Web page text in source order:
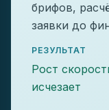
брифов,
заявки до
РЕЗУЛЬТАТ
Рост
исчезает